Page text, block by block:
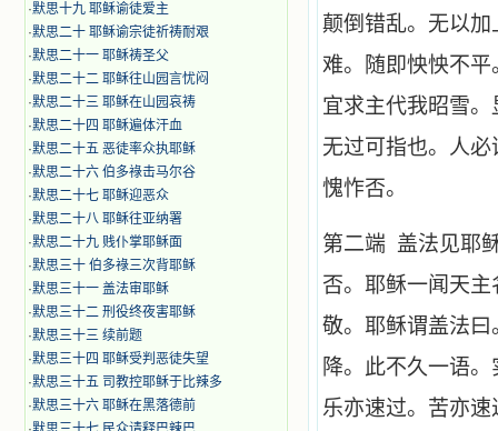
·默思十九 耶稣谕徒爱主
·默思二十 耶稣谕宗徒祈祷耐艰
·默思二十一 耶稣祷圣父
·默思二十二 耶稣往山园言忧闷
·默思二十三 耶稣在山园哀祷
·默思二十四 耶稣遍体汗血
·默思二十五 恶徒率众执耶稣
·默思二十六 伯多祿击马尔谷
·默思二十七 耶稣迎恶众
·默思二十八 耶稣往亚纳署
·默思二十九 贱仆掌耶稣面
·默思三十 伯多祿三次背耶稣
·默思三十一 盖法审耶稣
·默思三十二 刑役终夜害耶稣
·默思三十三 续前题
·默思三十四 耶稣受判恶徒失望
·默思三十五 司教控耶稣于比辣多
·默思三十六 耶稣在黑落德前
颠倒错乱。无以
难。随即怏怏不
宜求主代我昭雪
无过可指也。人
愧怍否。
第二端 盖法见耶
否。耶稣一闻天
敬。耶稣谓盖法
降。此不久一语
乐亦速过。苦亦